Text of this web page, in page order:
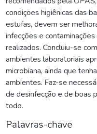
condições higiênicas das
estufas, devem ser
infecções e
realizados. Concluiu-se
ambientes laboratoriais
microbiana, ainda que
ambientes. Faz-se
de desinfecção e de boas
todo.
Palavras-chave